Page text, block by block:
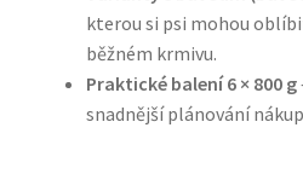
Hračky pro psy
Konzervy a kapsičky pro psy
kterou si psi mohou
běžném krmivu.
Praktické balení 6 × 800 g
snadnější plánování